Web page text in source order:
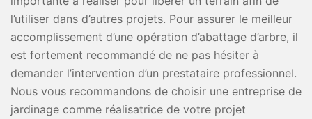
l’utiliser dans d’autres projets. Pour assurer le meilleur
accomplissement d’une opération d’abattage d’arbre, il
est fortement recommandé de ne pas hésiter à
demander l’intervention d’un prestataire professionnel.
Nous vous recommandons de choisir une entreprise de
jardinage comme réalisatrice de votre projet